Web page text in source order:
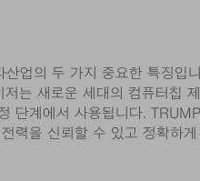
업의 두 가지 중요한 특징입
는 새로운 세대의 컴퓨터칩
단계에서 사용됩니다.
력을 신뢰할 수 있고 정확하